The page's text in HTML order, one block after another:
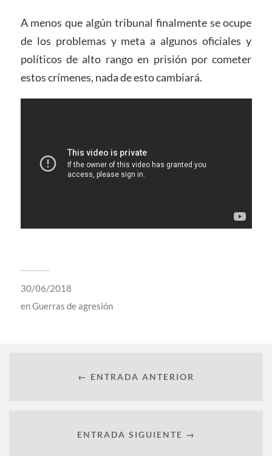
A menos que algún tribunal finalmente se ocupe
de los problemas y meta a algunos oficiales y
políticos de alto rango en prisión por cometer
estos crímenes, nada de esto cambiará.
30/06/2018
enGuerras de agresión
← ENTRADA ANTERIOR
ENTRADA SIGUIENTE →